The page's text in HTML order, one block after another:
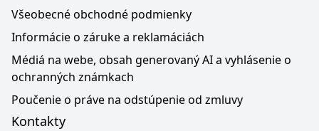
Všeobecné obchodné podmienky
Informácie o záruke a reklamáciách
Médiá na webe, obsah generovaný AI a vyhlásenie o
ochranných známkach
Poučenie o práve na odstúpenie od zmluvy
Kontakty